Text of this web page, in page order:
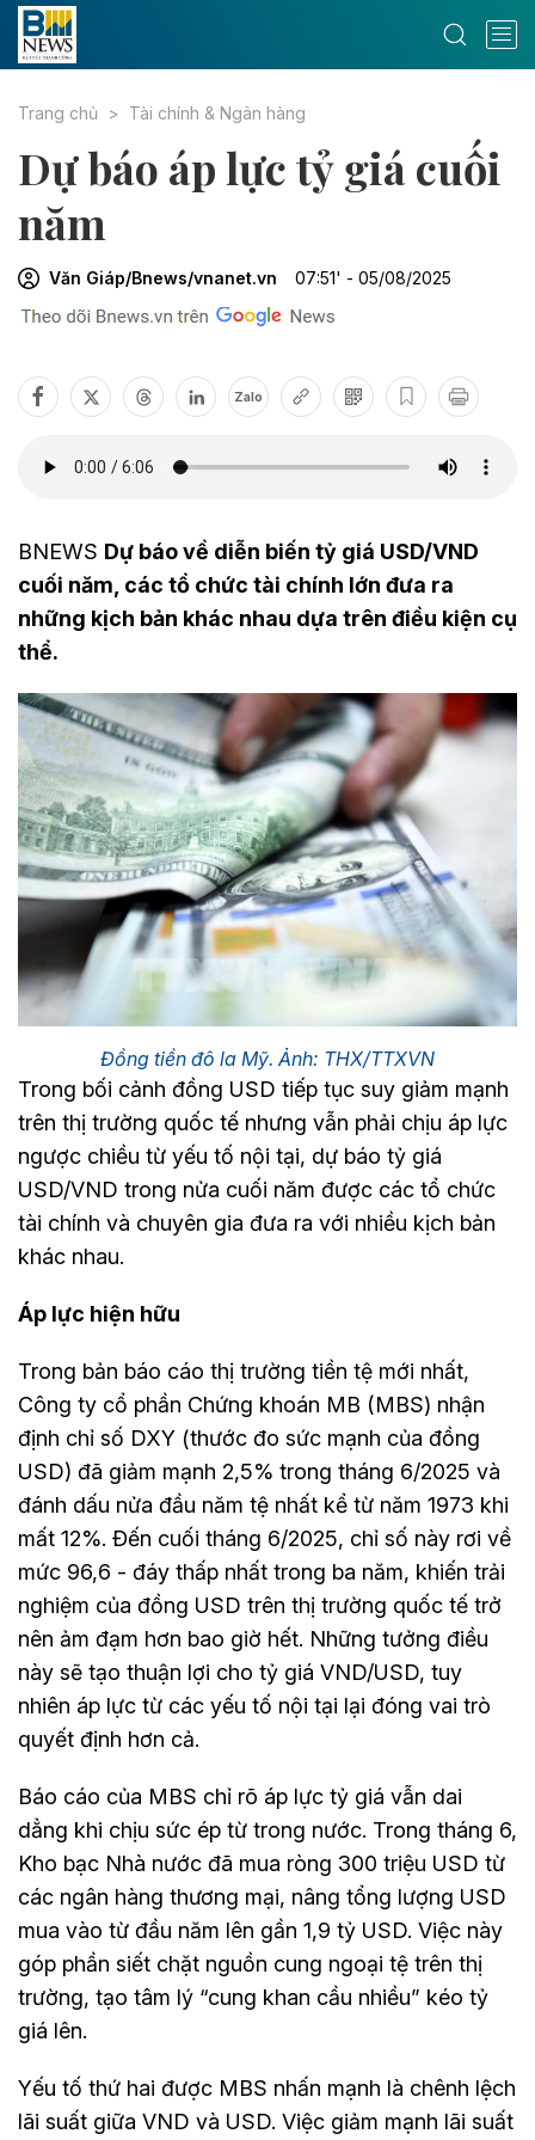
Trang chủ Tài chính & Ngân hàng
Dự báo áp lực tỷ giá cuối
năm
Văn Giáp/Bnews/vnanet.vn 07:51' - 05/08/2025
Zalo
BNEWS Dự báo về diễn biến tỷ giá USD/VND
cuối năm, các tổ chức tài chính lớn đưa ra
những kịch bản khác nhau dựa trên điều kiện cụ
thể.
Đồng tiền đô la Mỹ. Ảnh: THX/TTXVN
Trong bối cảnh đồng USD tiếp tục suy giảm mạnh
trên thị trường quốc tế nhưng vẫn phải chịu áp lực
ngược chiều từ yếu tố nội tại, dự báo tỷ giá
USD/VND trong nửa cuối năm được các tổ chức
tài chính và chuyên gia đưa ra với nhiều kịch bản
khác nhau.
Áp lực hiện hữu
Trong bản báo cáo thị trường tiền tệ mới nhất,
Công ty cổ phần Chứng khoán MB (MBS) nhận
định chỉ số DXY (thước đo sức mạnh của đồng
USD) đã giảm mạnh 2,5% trong tháng 6/2025 và
đánh dấu nửa đầu năm tệ nhất kể từ năm 1973 khi
mất 12%. Đến cuối tháng 6/2025, chỉ số này rơi về
mức 96,6 - đáy thấp nhất trong ba năm, khiến trải
nghiệm của đồng USD trên thị trường quốc tế trở
nên ảm đạm hơn bao giờ hết. Những tưởng điều
này sẽ tạo thuận lợi cho tỷ giá VND/USD, tuy
nhiên áp lực từ các yếu tố nội tại lại đóng vai trò
quyết định hơn cả.
Báo cáo của MBS chỉ rõ áp lực tỷ giá vẫn dai
dẳng khi chịu sức ép từ trong nước. Trong tháng 6,
Kho bạc Nhà nước đã mua ròng 300 triệu USD từ
các ngân hàng thương mại, nâng tổng lượng USD
mua vào từ đầu năm lên gần 1,9 tỷ USD. Việc này
góp phần siết chặt nguồn cung ngoại tệ trên thị
trường, tạo tâm lý “cung khan cầu nhiều” kéo tỷ
giá lên.
Yếu tố thứ hai được MBS nhấn mạnh là chênh lệch
lãi suất giữa VND và USD. Việc giảm mạnh lãi suất